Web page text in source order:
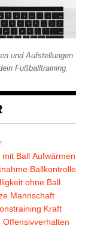
und Aufstellungen
Fußballtraining.
mit Ball Aufwärmen
Ballkontrolle
ohne Ball
Mannschaft
Kraft
Offensivverhalten